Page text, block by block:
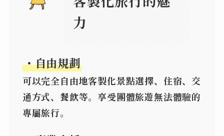
力
・自由規劃
可以完全自由地客製化景點選擇、住宿、交
通方式、餐飲等。享受團體旅遊無法體驗的
專屬旅行。